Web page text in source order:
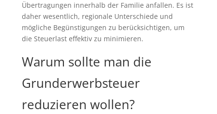
Übertragungen innerhalb der Familie anfallen. Es ist
daher wesentlich, regionale Unterschiede und
mögliche Begünstigungen zu berücksichtigen, um
die Steuerlast effektiv zu minimieren.
Warum sollte man die
Grunderwerbsteuer
reduzieren wollen?